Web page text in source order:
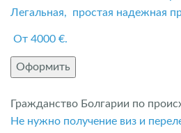
Легальная, простая надежная
От 4000 €.
Оформить
Гражданство Болгарии по
Не нужно получение виз и